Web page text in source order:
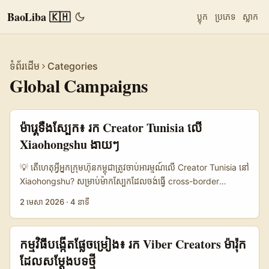
BaoLiba 🇰🇭 ប្លុក ប្រភេទ ស្លាក
ទំព័រដើម Categories
Global Campaigns
ម៉ារ្គេទឺងស្បែក៖ រក Creator Tunisia លើ
Xiaohongshu ងាយៗ
💡 តើហេតុអ្វីអ្នកក្រុមហ៊ុនកម្ពុជាត្រូវចាប់អារម្មណ៍លើ Creator Tunisia នៅ
Xiaohongshu? សម្រាប់ម៉ាកស្បែកដែលចង់ធ្វើ cross-border
launch នៅ Jeddah និង Dubai) អាចបង្កើន awareness ឆាប់យ៉ាង
ខ្លាំង — lesson ដ៏ច្បាស់៖ ដំណើរការលោកស្រី/ក្រុមហ៊ុន ត្រូវមាន
localized storytelling និង creators ដែលគេស្រលាញ់និងទុកចិត្ត។
2 មេសា 2026 · 4 នាទី
កម្មវិធីបង្កើតផ្លែចម្រៀង​៖ រក Viber Creators ម៉ារ៉ុក
ដែលសម្តែងបទថ្មី